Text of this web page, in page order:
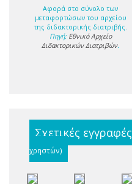
Αφορά στο σύνολο των
μεταφορτώσων του αρχείου
της διδακτορικής διατριβής.
Πηγή: Εθνικό Αρχείο
Διδακτορικών Διατριβών.
Σχετικές εγγραφές
χρηστών)